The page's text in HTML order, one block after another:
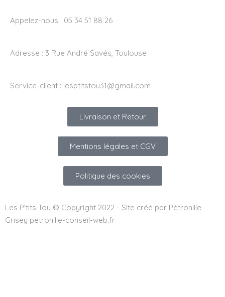
Appelez-nous : 05 34 51 88 26
Adresse : 3 Rue André Savés, Toulouse
Service-client : lesptitstou31@gmail.com
Livraison et Retour
Mentions légales et CGV
Politique des cookies
Les P'tits Tou © Copyright 2022 - Site créé par Pétronille
Grisey petronille-conseil-web.fr